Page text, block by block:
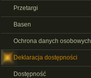
Przetargi
Basen
Ochrona danych osobowych
Deklaracja dostępności
Dostępność